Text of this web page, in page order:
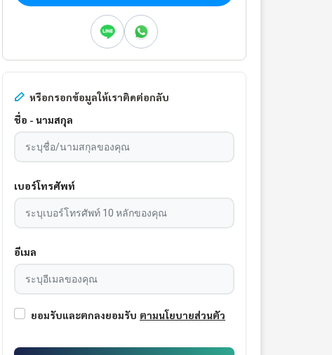
หรือกรอกข้อมูลให้เราติดต่อกลับ
ชื่อ - นามสกุล
เบอร์โทรศัพท์
อีเมล
ยอมรับและตกลงยอมรับ ตามนโยบายส่วนตัว